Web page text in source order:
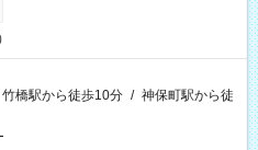
竹橋駅から徒歩10分 / 神保町駅から徒